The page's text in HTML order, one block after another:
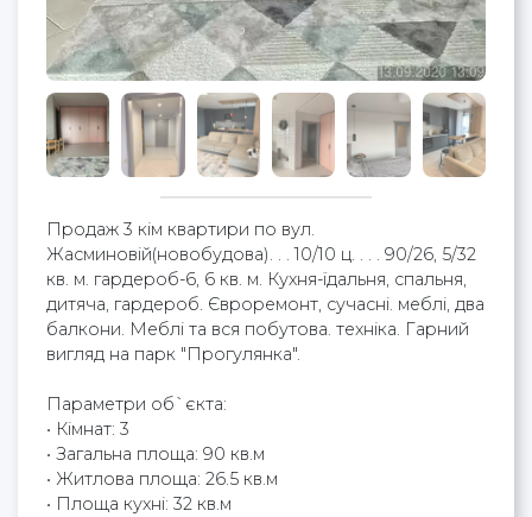
Продаж 3 кім квартири по вул.
Жасминовій(новобудова). . . 10/10 ц. . . . 90/26, 5/32
кв. м. гардероб-6, 6 кв. м. Кухня-їдальня, спальня,
дитяча, гардероб. Євроремонт, сучасні. меблі, два
балкони. Меблі та вся побутова. техніка. Гарний
вигляд на парк "Прогулянка".
Параметри об`єкта:
• Кімнат: 3
• Загальна площа: 90 кв.м
• Житлова площа: 26.5 кв.м
• Площа кухні: 32 кв.м